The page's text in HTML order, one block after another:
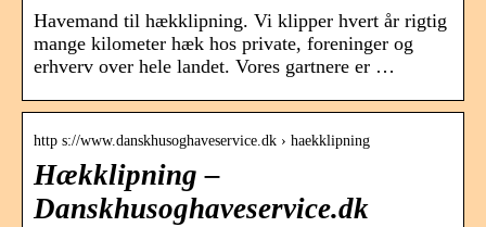
Havemand til hækklipning. Vi klipper hvert år rigtig
mange kilometer hæk hos private, foreninger og
erhverv over hele landet. Vores gartnere er …
http s://www.danskhusoghaveservice.dk › haekklipning
Hækklipning –
Danskhusoghaveservice.dk